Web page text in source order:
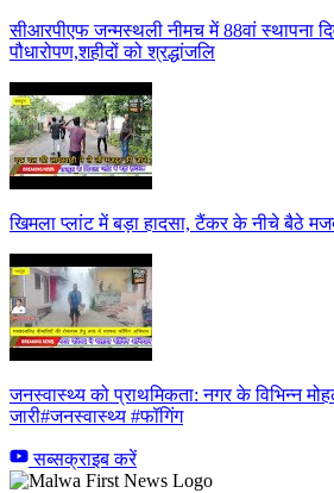
सीआरपीएफ जन्मस्थली नीमच में 88वां स्थापना
पौधारोपण,शहीदों को श्रद्धांजलि
खिमला प्लांट में बड़ा हादसा, टैंकर के नीचे बैठे
जनस्वास्थ्य को प्राथमिकता: नगर के विभिन्न
जारी#जनस्वास्थ्य #फॉगिंग
सब्सक्राइब करें